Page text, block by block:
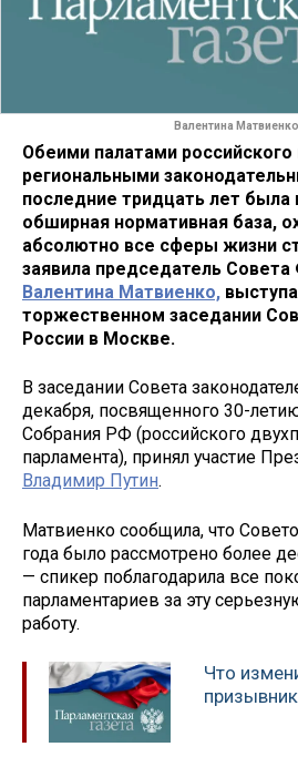
Валентина
Обеими палатами российского
региональными
последние тридцать лет была
обширная нормативная база,
абсолютно все сферы жизни
заявила председатель
Валентина Матвиенко,
торжественном заседании
России в Москве.
В заседании Совета
декабря, посвященного 30-
Собрания РФ (российского
парламента), принял участие
Владимир Путин.
Матвиенко сообщила, что
года было рассмотрено более
— спикер поблагодарила все
парламентариев за эту
работу.
Что